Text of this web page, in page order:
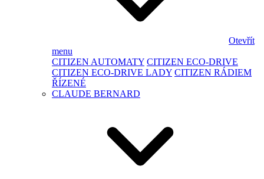
Otevřít
menu
CITIZEN AUTOMATY CITIZEN ECO-DRIVE
CITIZEN ECO-DRIVE LADY CITIZEN RÁDIEM
ŘÍZENÉ
CLAUDE BERNARD